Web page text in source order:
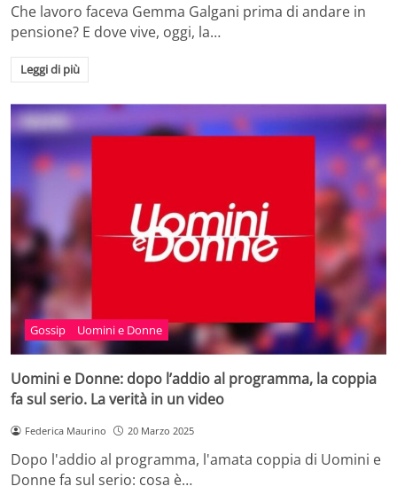
Che lavoro faceva Gemma Galgani prima di andare in
pensione? E dove vive, oggi, la…
Leggi di più
Gossip Uomini e Donne
Uomini e Donne: dopo l’addio al programma, la coppia
fa sul serio. La verità in un video
Federica Maurino 20 Marzo 2025
Dopo l'addio al programma, l'amata coppia di Uomini e
Donne fa sul serio: cosa è…